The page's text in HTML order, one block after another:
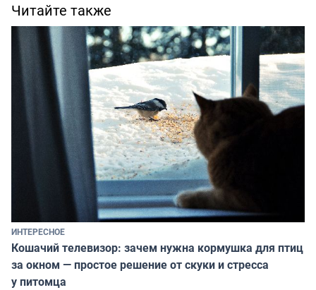
Читайте также
ИНТЕРЕСНОЕ
Кошачий телевизор: зачем нужна кормушка для птиц
за окном — простое решение от скуки и стресса
у питомца